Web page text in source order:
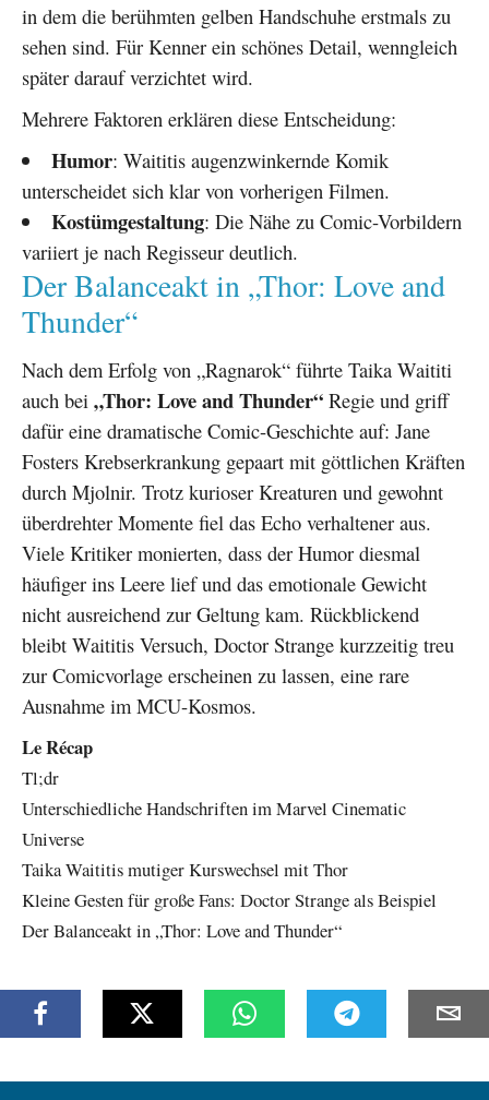
in dem die berühmten gelben Handschuhe erstmals zu
sehen sind. Für Kenner ein schönes Detail, wenngleich
später darauf verzichtet wird.
Mehrere Faktoren erklären diese Entscheidung:
Humor: Waititis augenzwinkernde Komik
unterscheidet sich klar von vorherigen Filmen.
Kostümgestaltung: Die Nähe zu Comic-Vorbildern
variiert je nach Regisseur deutlich.
Der Balanceakt in „Thor: Love and
Thunder“
Nach dem Erfolg von „Ragnarok“ führte Taika Waititi
auch bei „Thor: Love and Thunder“ Regie und griff
dafür eine dramatische Comic-Geschichte auf: Jane
Fosters Krebserkrankung gepaart mit göttlichen Kräften
durch Mjolnir. Trotz kurioser Kreaturen und gewohnt
überdrehter Momente fiel das Echo verhaltener aus.
Viele Kritiker monierten, dass der Humor diesmal
häufiger ins Leere lief und das emotionale Gewicht
nicht ausreichend zur Geltung kam. Rückblickend
bleibt Waititis Versuch, Doctor Strange kurzzeitig treu
zur Comicvorlage erscheinen zu lassen, eine rare
Ausnahme im MCU-Kosmos.
Le Récap
Tl;dr
Unterschiedliche Handschriften im Marvel Cinematic
Universe
Taika Waititis mutiger Kurswechsel mit Thor
Kleine Gesten für große Fans: Doctor Strange als Beispiel
Der Balanceakt in „Thor: Love and Thunder“